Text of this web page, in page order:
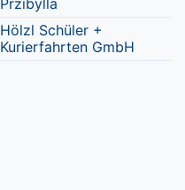
Hölzl Schüler +
Kurierfahrten GmbH